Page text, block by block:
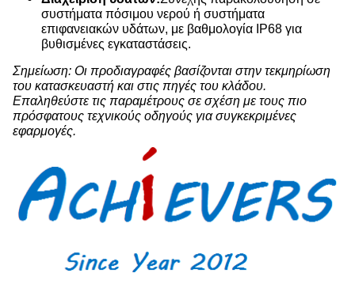
συστήματα πόσιμου νερού ή συστήματα
επιφανειακών υδάτων, με βαθμολογία IP68 για
βυθισμένες εγκαταστάσεις.
Σημείωση: Οι προδιαγραφές βασίζονται στην τεκμηρίωση
του κατασκευαστή και στις πηγές του κλάδου.
Επαληθεύστε τις παραμέτρους σε σχέση με τους πιο
πρόσφατους τεχνικούς οδηγούς για συγκεκριμένες
εφαρμογές.